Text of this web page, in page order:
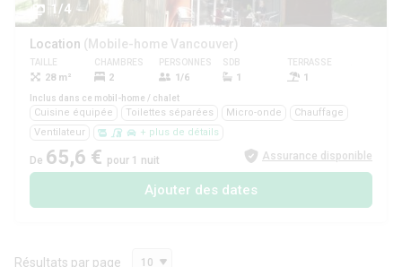
1/4
Location (Mobile-home Vancouver)
TAILLE
28 m²
CHAMBRES
2
PERSONNES
1/6
SDB
1
TERRASSE
1
Inclus dans ce mobil-home / chalet
Cuisine équipée Toilettes séparées Micro-onde
Chauffage
Ventilateur
+ plus de détails
De 65,6 € pour 1 nuit Assurance disponible
Ajouter des dates
Résultats par page 10